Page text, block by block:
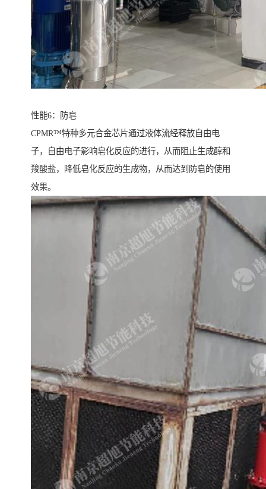
性能6：防皂
CPMR™特种多元合金芯片通过液体流经释放自由电
子，自由电子影响皂化反应的进行，从而阻止生成醇和
羧酸盐，降低皂化反应的生成物，从而达到防皂的使用
效果。